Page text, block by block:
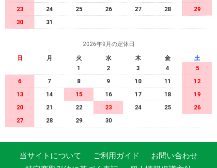
23
24 25 26 27 28
29
30
31
2026年9月の定休日
日 月 火 水 木 金
土
1
2 3 4
5
6
7 8 9 10 11
12
13
14 15 16 17 18
19
20
21 22 23 24 25
26
27
28 29 30
当サイトについて ご利用ガイド
お問い合わせ